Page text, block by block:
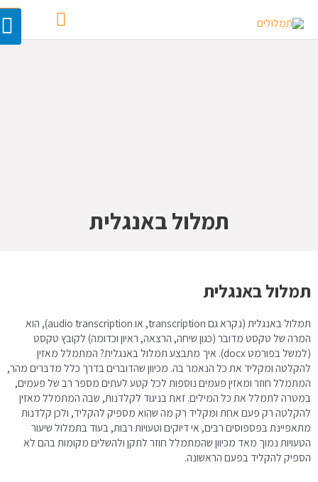
תמלול באנגלית
תמלול באנגלית
תמלול באנגלית (נקרא גם transcription, או audio transcription), הוא
המרה של טקסט מדובר (כגון שיחה, הרצאה, ראיון וכדומה) לקובץ טקסט
(למשל בפורמט docx). איך מתבצע תמלול באנגלית? המתמלל מאזין
להקלטה ומקליד את כל הנאמר בה. מכיוון שהדוברים בדרך כלל מדברים מהר,
המתמלל חוזר ומאזין פעמים נוספות לכל קטע לעתים מספר רב של פעמים,
במטרה לתמלל את כל המילים. זאת בניגוד לקלדנות, שבה המתמלל מאזין
להקלטה רק פעם אחת ומקליד רק מה שהוא מספיק להקליד, ולכן קלדנות
מתאפיינת בפספוסים רבים, אי דיוקים וטעויות רבות, בעוד בתמלול שיעור
הטעויות נמוך מאד מכיוון שהמתמלל חוזר לתקן ולהשלים מקומות בהם לא
הספיק להקליד בפעם הראשונה.